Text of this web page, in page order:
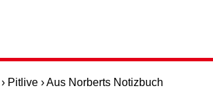
› Pitlive ›Aus Norberts Notizbuch